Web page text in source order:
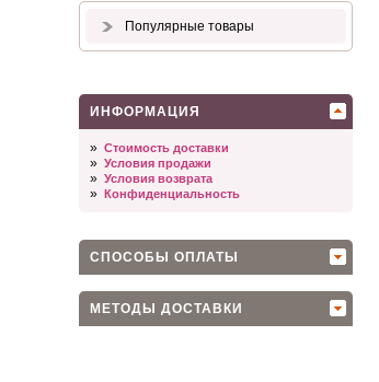
Популярные товары
ИНФОРМАЦИЯ
» Стоимость доставки
» Условия продажи
» Условия возврата
» Конфиденциальность
СПОСОБЫ ОПЛАТЫ
МЕТОДЫ ДОСТАВКИ